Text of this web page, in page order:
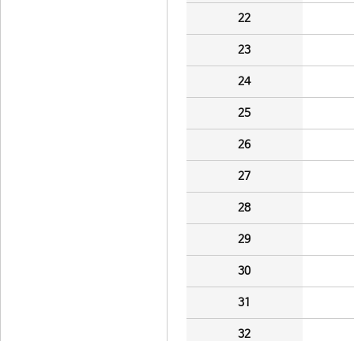
22
23
24
25
26
27
28
29
30
31
32